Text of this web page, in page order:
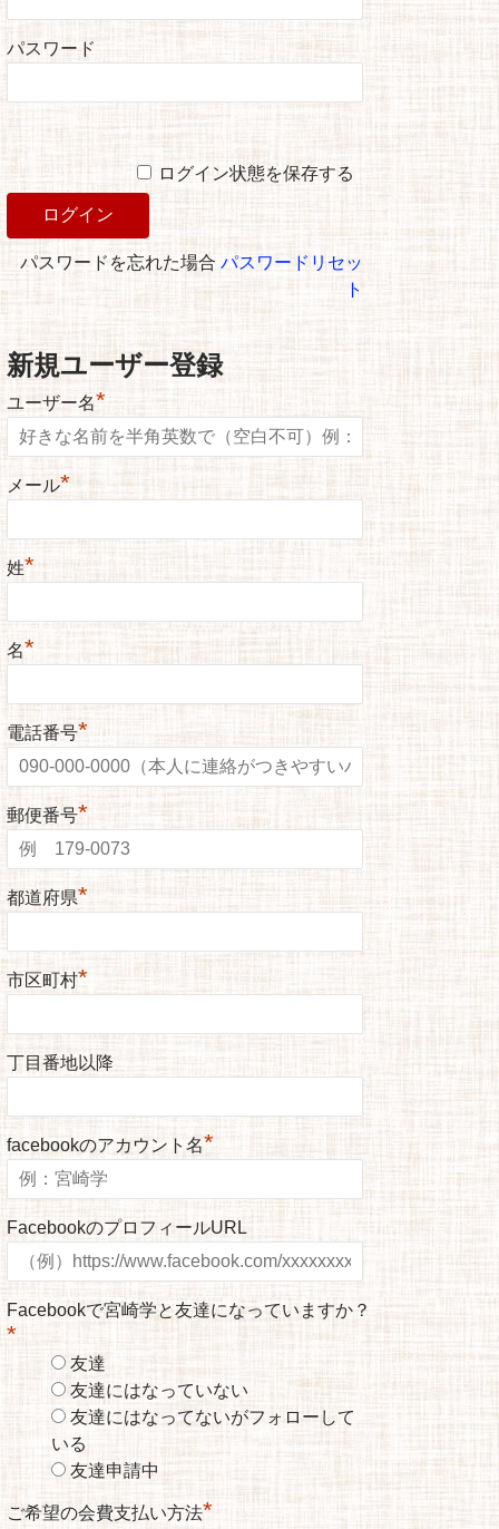
パスワード
ログイン状態を保存する
パスワードを忘れた場合パスワードリセッ
ト
新規ユーザー登録
ユーザー名*
メール*
姓*
名*
電話番号*
郵便番号*
都道府県*
市区町村*
丁目番地以降
facebookのアカウント名*
FacebookのプロフィールURL
Facebookで宮崎学と友達になっていますか？
*
友達
友達にはなっていない
友達にはなってないがフォローして
いる
友達申請中
ご希望の会費支払い方法*